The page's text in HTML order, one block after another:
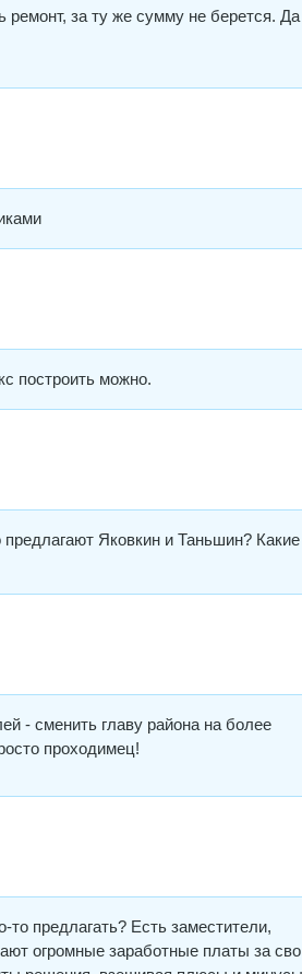
ремонт, за ту же сумму не берется.
построить можно.
Яковкин и Таньшин? Какие
- сменить главу района на более
проходимец!
предлагать? Есть заместители,
огромные заработные платы за